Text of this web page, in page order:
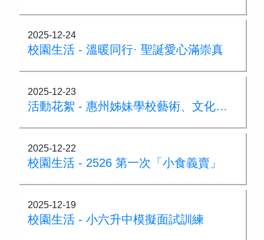
2025-12-24
校園生活 - 溫暖同行· 聖誕愛心滿崇真
2025-12-23
活動花絮 - 惠州姊妹學校藝術、文化交流之旅
2025-12-22
校園生活 - 2526 第一次「小食義賣」
2025-12-19
校園生活 - 小六升中模擬面試訓練